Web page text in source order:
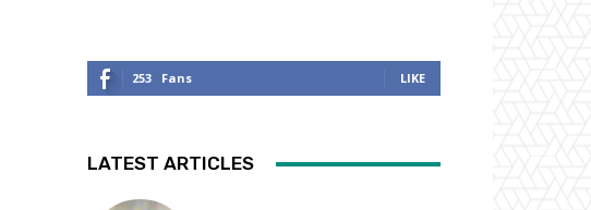
253 Fans LIKE
LATEST ARTICLES